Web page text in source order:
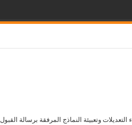
وتعبيئة النماذج المرفقة برسالة القبول